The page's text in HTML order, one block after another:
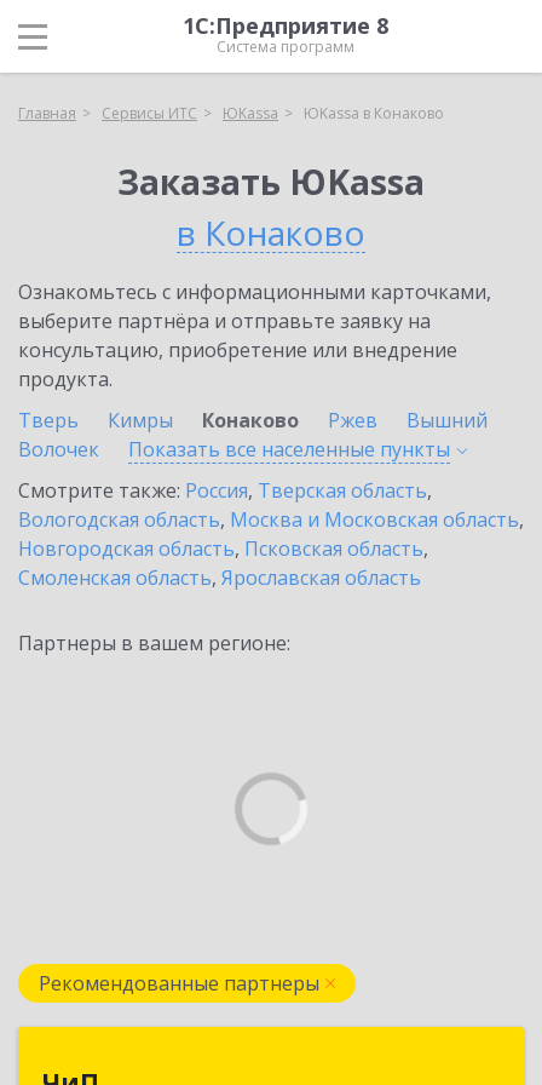
1С:Предприятие 8
Система программ
Главная Сервисы ИТС ЮKassa ЮKassa в Конаково
Заказать ЮKassa
в Конаково
Ознакомьтесь с информационными карточками,
выберите партнёра и отправьте заявку на
консультацию, приобретение или внедрение
продукта.
Тверь
Кимры Конаково Ржев
Вышний
Волочек
Показать все населенные пункты
Смотрите также: Россия, Тверская область,
Вологодская область, Москва и Московская область,
Новгородская область, Псковская область,
Смоленская область, Ярославская область
Партнеры в вашем регионе:
Рекомендованные партнеры